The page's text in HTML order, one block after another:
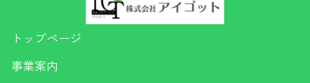
トップページ
事業案内